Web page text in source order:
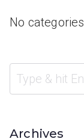
No categories
Archives